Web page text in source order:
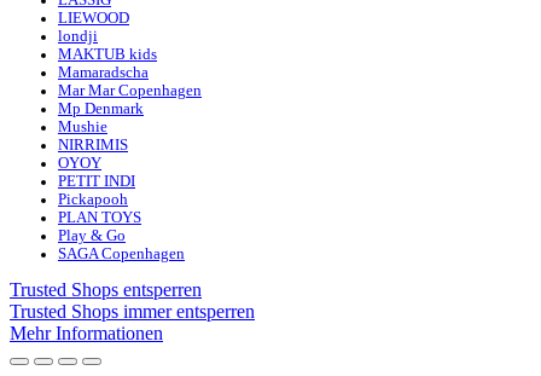
LIEWOOD
londji
MAKTUB kids
Mamaradscha
Mar Mar Copenhagen
Mp Denmark
Mushie
NIRRIMIS
OYOY
PETIT INDI
Pickapooh
PLAN TOYS
Play & Go
SAGA Copenhagen
Trusted Shops entsperren
Trusted Shops immer entsperren
Mehr Informationen